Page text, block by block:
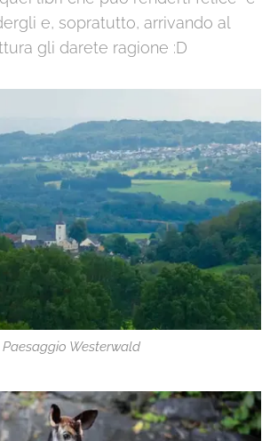
e, sopratutto, arrivando al
gli darete ragione :D
Paesaggio Westerwald